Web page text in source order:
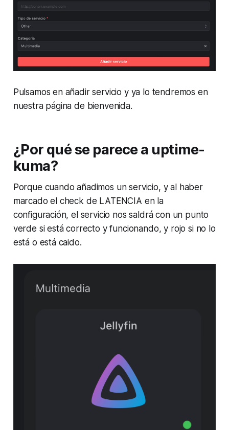
Pulsamos en añadir servicio y ya lo tendremos en
nuestra página de bienvenida.
¿Por qué se parece a uptime-
kuma?
Porque cuando añadimos un servicio, y al haber
marcado el check de LATENCIA en la
configuración, el servicio nos saldrá con un punto
verde si está correcto y funcionando, y rojo si no lo
está o está caido.